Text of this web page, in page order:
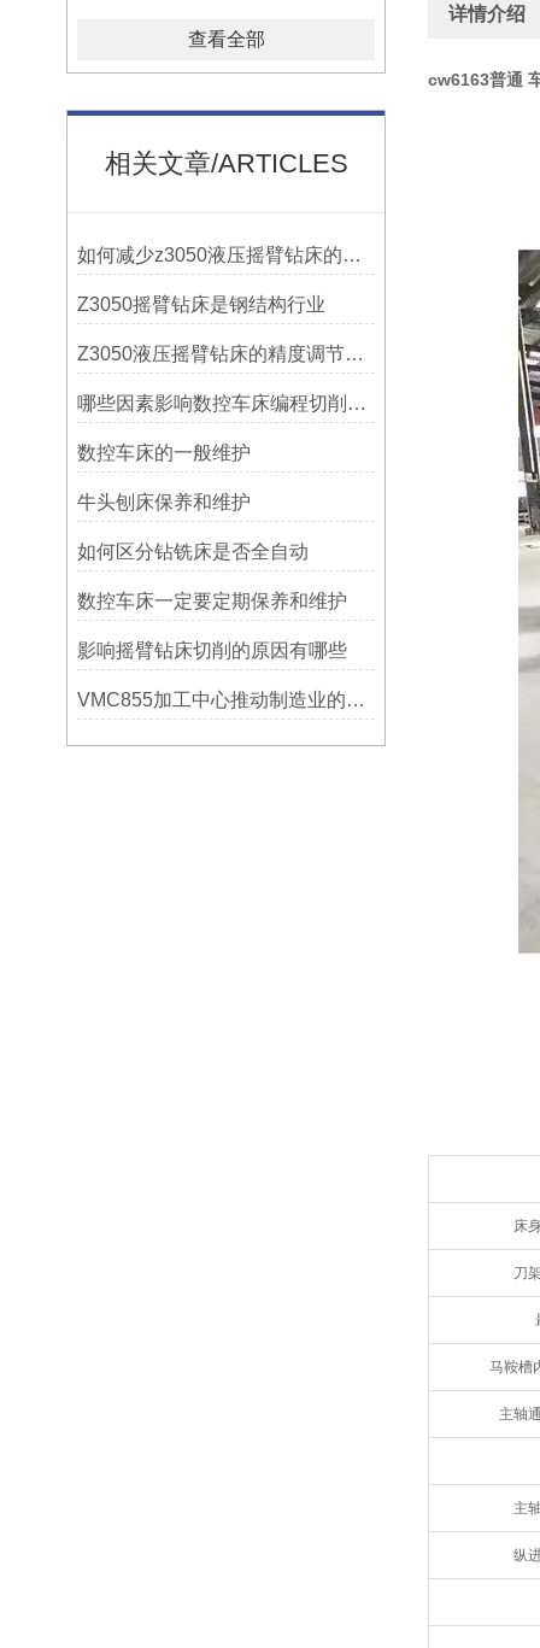
查看全部
相关文章/ARTICLES
如何减少z3050液压摇臂钻床的故障和维修成本？
Z3050摇臂钻床是钢结构行业
Z3050液压摇臂钻床的精度调节与稳定性提升
哪些因素影响数控车床编程切削量？
数控车床的一般维护
牛头刨床保养和维护
如何区分钻铣床是否全自动
数控车床一定要定期保养和维护
影响摇臂钻床切削的原因有哪些
VMC855加工中心推动制造业的发展
详情介绍
cw6163普通
床
刀
马鞍槽
主轴
主
纵